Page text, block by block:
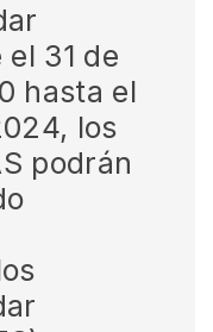
31 de
hasta el
los
podrán